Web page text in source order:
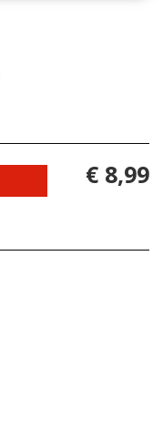
€ 8,99